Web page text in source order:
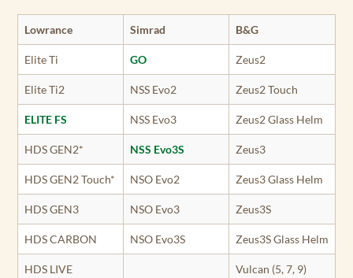
Lowrance Simrad B&G
Elite Ti GO Zeus2
Elite Ti2 NSS Evo2 Zeus2 Touch
ELITE FS NSS Evo3 Zeus2 Glass Helm
HDS GEN2* NSS Evo3S Zeus3
HDS GEN2 Touch* NSO Evo2 Zeus3 Glass Helm
HDS GEN3 NSO Evo3 Zeus3S
HDS CARBON NSO Evo3S Zeus3S Glass Helm
HDS LIVE Vulcan (5, 7, 9)